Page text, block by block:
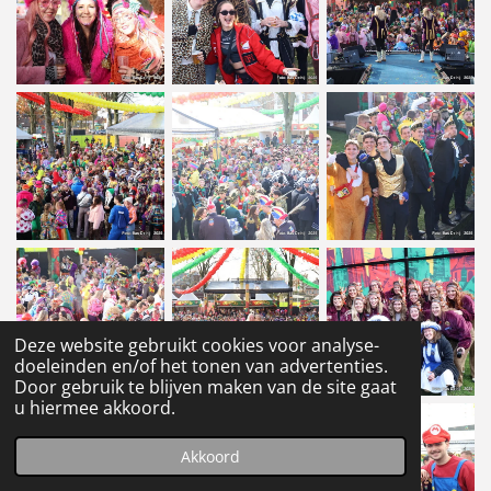
Deze website gebruikt cookies voor analyse-
doeleinden en/of het tonen van advertenties.
Door gebruik te blijven maken van de site gaat
u hiermee akkoord.
Akkoord